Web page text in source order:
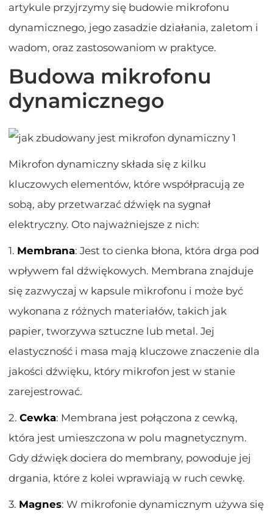
artykule przyjrzymy się budowie mikrofonu
dynamicznego, jego zasadzie działania, zaletom i
wadom, oraz zastosowaniom w praktyce.
Budowa mikrofonu
dynamicznego
Mikrofon dynamiczny składa się z kilku
kluczowych elementów, które współpracują ze
sobą, aby przetwarzać dźwięk na sygnał
elektryczny. Oto najważniejsze z nich:
1. Membrana: Jest to cienka błona, która drga pod
wpływem fal dźwiękowych. Membrana znajduje
się zazwyczaj w kapsule mikrofonu i może być
wykonana z różnych materiałów, takich jak
papier, tworzywa sztuczne lub metal. Jej
elastyczność i masa mają kluczowe znaczenie dla
jakości dźwięku, który mikrofon jest w stanie
zarejestrować.
2.Cewka: Membrana jest połączona z cewką,
która jest umieszczona w polu magnetycznym.
Gdy dźwięk dociera do membrany, powoduje jej
drgania, które z kolei wprawiają w ruch cewkę.
3. Magnes: W mikrofonie dynamicznym używa się